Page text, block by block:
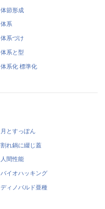
体節形成
体系
体系づけ
体系と型
体系化 標準化
月とすっぽん
割れ鍋に綴じ蓋
人間性能
バイオハッキング
ディノバルド亜種